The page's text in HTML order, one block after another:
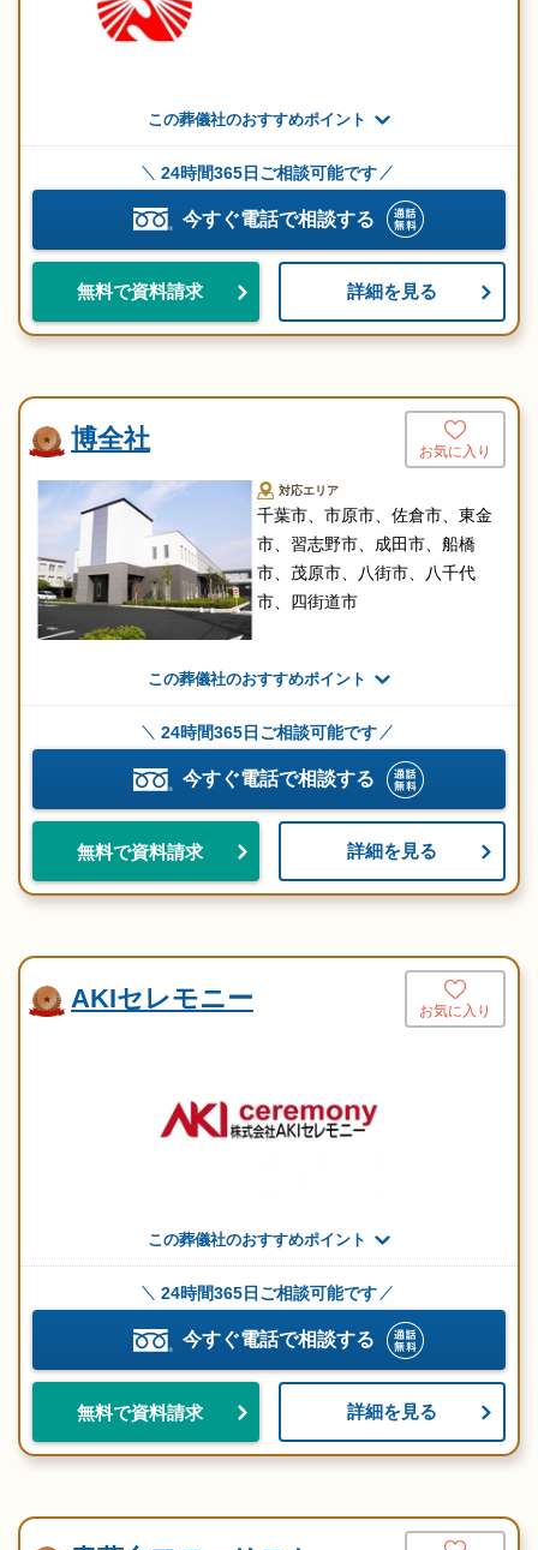
この葬儀社のおすすめポイント
24時間365日ご相談可能です
今すぐ電話で相談する
無料で資料請求 詳細を見る
博全社 お気に入り
対応エリア
千葉市、市原市、佐倉市、東金
市、習志野市、成田市、船橋
市、茂原市、八街市、八千代
市、四街道市
この葬儀社のおすすめポイント
24時間365日ご相談可能です
今すぐ電話で相談する
無料で資料請求 詳細を見る
AKIセレモニー お気に入り
この葬儀社のおすすめポイント
24時間365日ご相談可能です
今すぐ電話で相談する
無料で資料請求 詳細を見る